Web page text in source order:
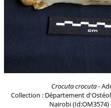
Crocuta crocuta-
Collection : Département
Nairobi (Id:OM3574)